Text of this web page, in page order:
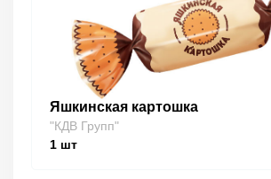
Яшкинская картошка
"КДВ Групп"
1 шт